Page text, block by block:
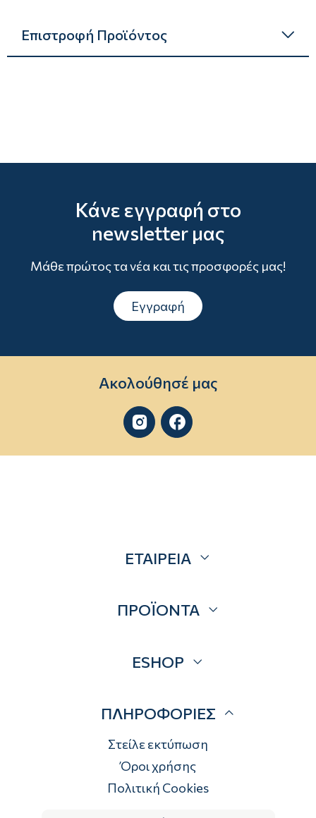
Επιστροφή Προϊόντος
Κάνε εγγραφή στο
newsletter μας
Μάθε πρώτος τα νέα και τις προσφορές μας!
Εγγραφή
Ακολούθησέ μας
 
ΕΤΑΙΡΕΙΑ
Επικοινωνία
ΠΡΟΪΟΝΤΑ
Brands
ESHOP
Τρόποι αποστολής
Τρόποι πληρωμής
Επιστροφές
ΠΛΗΡΟΦΟΡΙΕΣ
Στείλε εκτύπωση
Όροι χρήσης
Πολιτική Cookies